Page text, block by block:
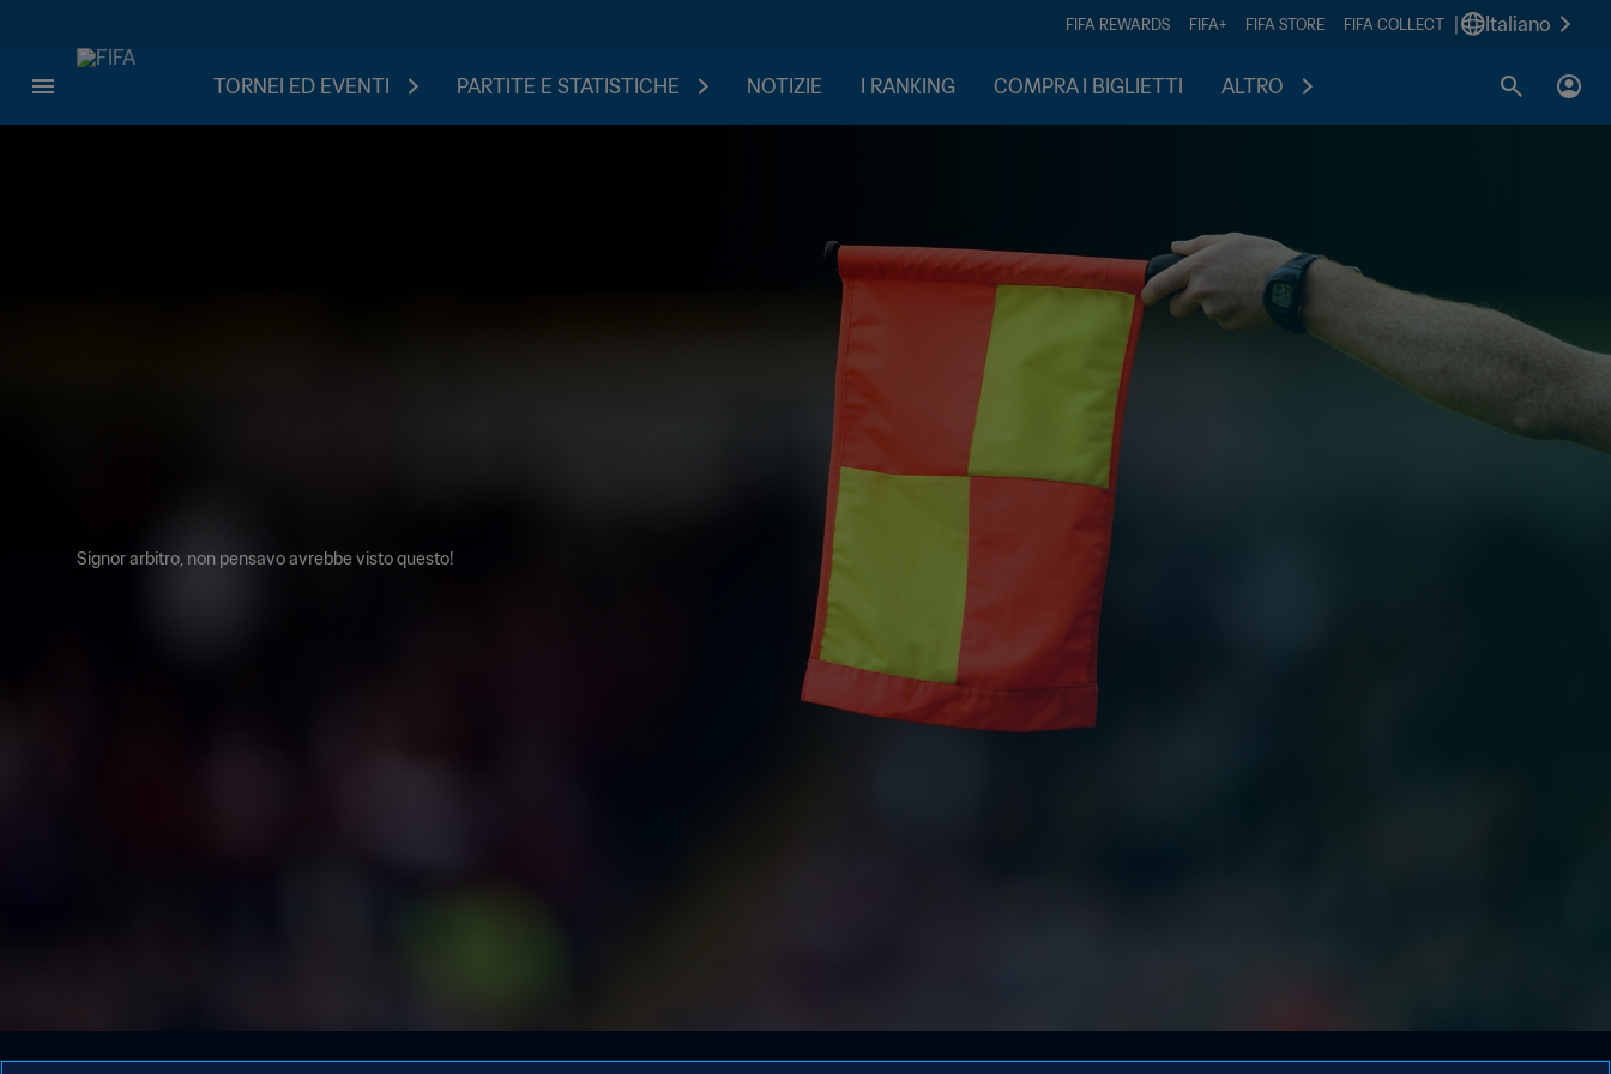
FIFA REWARDS FIFA+ FIFA STORE FIFA COLLECT Italiano
TORNEI ED EVENTI PARTITE E STATISTICHE NOTIZIE I RANKING COMPRA I BIGLIETTI ALTRO
Signor arbitro, non pensavo avrebbe visto questo!